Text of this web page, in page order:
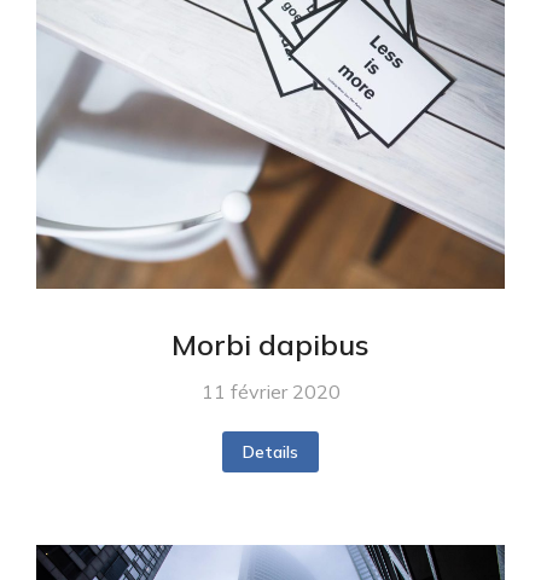
Morbi dapibus
11 février 2020
Details